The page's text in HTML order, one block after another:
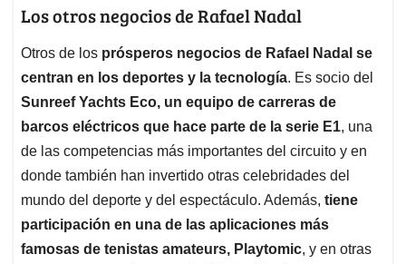
Los otros negocios de Rafael Nadal
Otros de los prósperos negocios de Rafael Nadal se
centran en los deportes y la tecnología. Es socio del
Sunreef Yachts Eco, un equipo de carreras de
barcos eléctricos que hace parte de la serie E1, una
de las competencias más importantes del circuito y en
donde también han invertido otras celebridades del
mundo del deporte y del espectáculo. Además, tiene
participación en una de las aplicaciones más
famosas de tenistas amateurs, Playtomic, y en otras